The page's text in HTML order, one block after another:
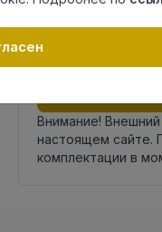
Внимание!
настоящем сайте.
комплектации в